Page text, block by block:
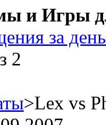
и Игры
за день
2
>Lex vs